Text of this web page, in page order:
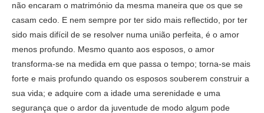
não encaram o matrimónio da mesma maneira que os que se
casam cedo. E nem sempre por ter sido mais reflectido, por ter
sido mais difícil de se resolver numa união perfeita, é o amor
menos profundo. Mesmo quanto aos esposos, o amor
transforma-se na medida em que passa o tempo; torna-se mais
forte e mais profundo quando os esposos souberem construir a
sua vida; e adquire com a idade uma serenidade e uma
segurança que o ardor da juventude de modo algum pode